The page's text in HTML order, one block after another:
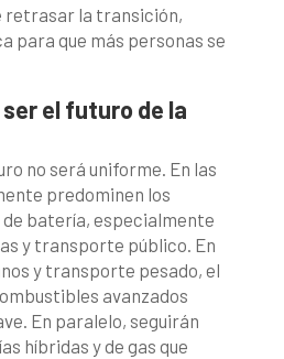
retrasar la transición,
para que más personas se
el futuro de la
no será uniforme. En las
predominen los
batería, especialmente
y transporte público. En
y transporte pesado, el
avanzados
En paralelo, seguirán
híbridas y de gas que